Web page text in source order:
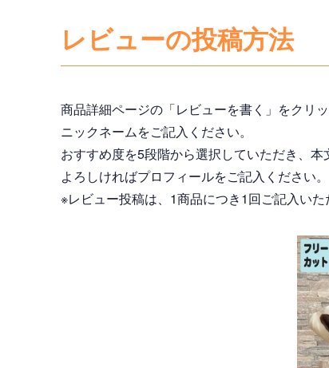
レビューの投稿方法
商品詳細ページの「レビューを書く」をクリッ
ニックネームをご記入ください。
おすすめ度を5段階から選択していただき、本
よろしければプロフィールをご記入ください。
※レビュー投稿は、1商品につき1回ご記入いた